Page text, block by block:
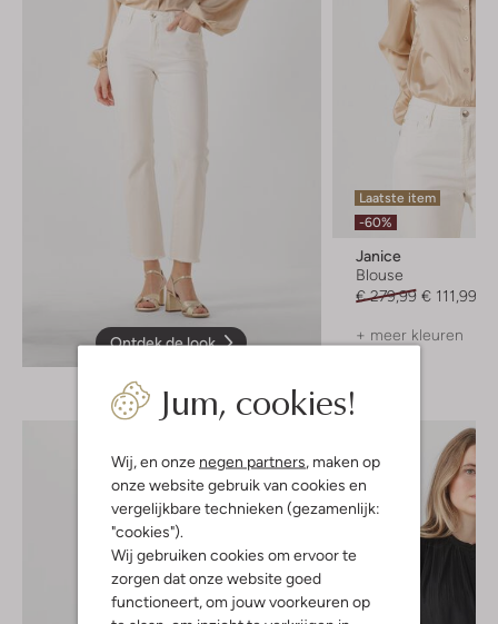
Jum, cookies!
Wij, en onze negen partners , maken op
onze website gebruik van cookies en
vergelijkbare technieken (gezamenlijk:
"cookies").
Wij gebruiken cookies om ervoor te
zorgen dat onze website goed
functioneert, om jouw voorkeuren op
Ontdek de look
Laatste item
-60%
Janice
Blouse
€ 279,99 € 111,99
+ meer kleuren